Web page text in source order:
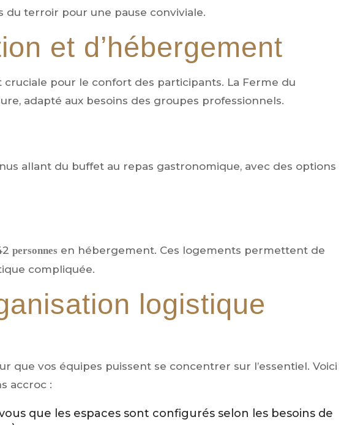
terroir pour une pause conviviale.
et d’hébergement
pour le confort des participants. La Ferme du
adapté aux besoins des groupes professionnels.
allant du buffet au repas gastronomique, avec des options
personnes en hébergement. Ces logements permettent de
compliquée.
logistique
vos équipes puissent se concentrer sur l’essentiel. Voici
accroc :
que les espaces sont configurés selon les besoins de